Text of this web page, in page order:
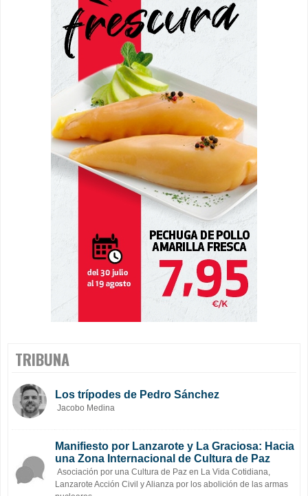
TRIBUNA
Los trípodes de Pedro Sánchez
Jacobo Medina
Manifiesto por Lanzarote y La Graciosa: Hacia
una Zona Internacional de Cultura de Paz
Asociación por una Cultura de Paz en La Vida Cotidiana,
Lanzarote Acción Civil y Alianza por los abolición de las armas